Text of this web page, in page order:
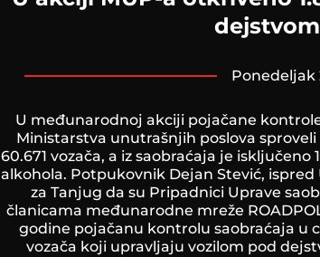
ponedeljak
U međunarodnoj akciji pojačane
Ministarstva unutrašnjih poslova
60.671 vozača, a iz saobraćaja je
alkohola. Potpukovnik Dejan Stević,
za Tanjug da su Pripadnici Uprave
članicama međunarodne mreže
godine pojačanu kontrolu saobraćaja u
vozača koji upravljaju vozilom pod